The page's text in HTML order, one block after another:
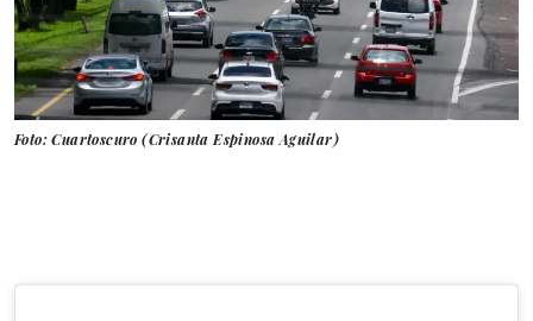
Foto: Cuartoscuro (Crisanta Espinosa Aguilar)